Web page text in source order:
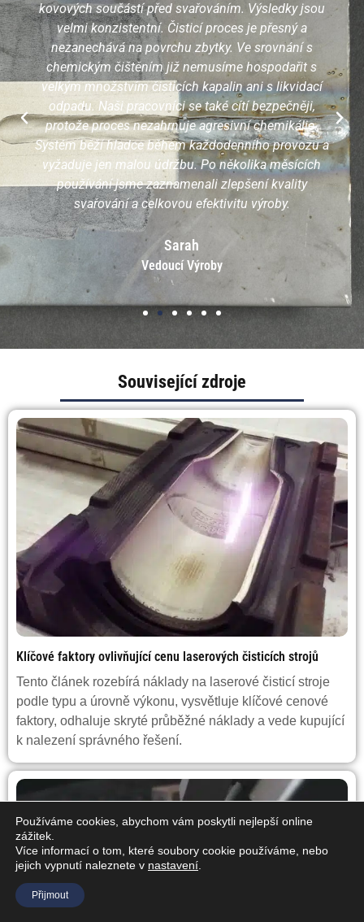
kovových součástí před svařováním. Výsledky jsou
velmi konzistentní. Čisticí proces je přesný a
nezanechává na povrchu zbytky. Ve srovnání s
chemickým čištěním již nemusíme hospodařit s
velkým množstvím čisticích kapalin ani s likvidací
odpadu. Naši pracovníci se také cítí bezpečněji,
protože proces nezahrnuje agresivní chemikálie.
Systém běží hladce během každodenního provozu a
vyžaduje jen malou údržbu. Po několika měsících
používání jsme zaznamenali zlepšení kvality
svařování a celkovou efektivitu výroby.
Sarah
Vedoucí Výroby
Související zdroje
Klíčové faktory ovlivňující cenu laserových čisticích strojů
Tento článek rozebírá náklady na laserové čisticí stroje
podle typu a úrovně výkonu, vysvětluje klíčové cenové
faktory, odhaluje skryté průběžné náklady a vede kupující
k nalezení správného řešení.
Používáme cookies, abychom vám poskytli nejlepší online
zážitek.
Více informací o tom, které soubory cookie používáme, nebo
jejich vypnutí naleznete v nastavení
Přijmout